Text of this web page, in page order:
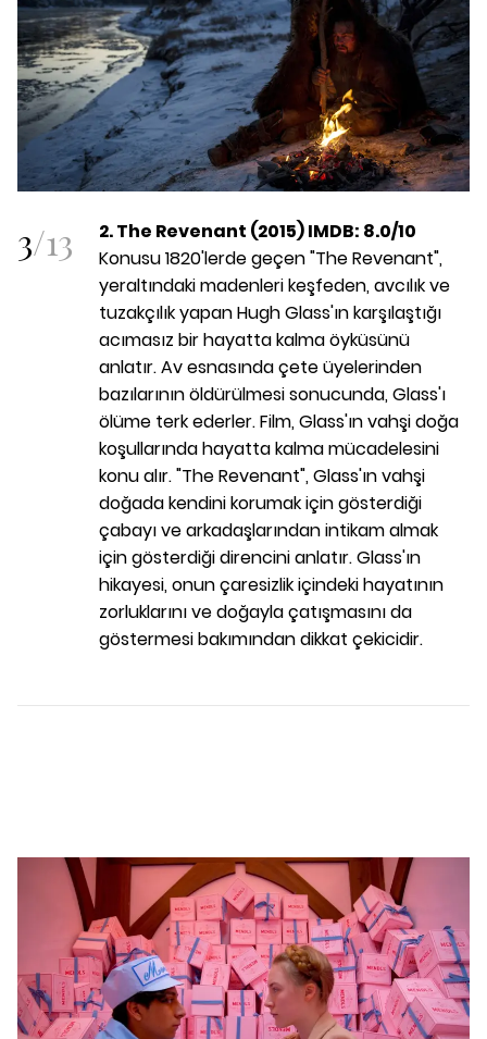
3/13
2. The Revenant (2015) IMDB: 8.0/10
Konusu 1820'lerde geçen "The Revenant",
yeraltındaki madenleri keşfeden, avcılık ve
tuzakçılık yapan Hugh Glass'ın karşılaştığı
acımasız bir hayatta kalma öyküsünü
anlatır. Av esnasında çete üyelerinden
bazılarının öldürülmesi sonucunda, Glass'ı
ölüme terk ederler. Film, Glass'ın vahşi doğa
koşullarında hayatta kalma mücadelesini
konu alır. "The Revenant", Glass'ın vahşi
doğada kendini korumak için gösterdiği
çabayı ve arkadaşlarından intikam almak
için gösterdiği direncini anlatır. Glass'ın
hikayesi, onun çaresizlik içindeki hayatının
zorluklarını ve doğayla çatışmasını da
göstermesi bakımından dikkat çekicidir.